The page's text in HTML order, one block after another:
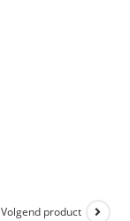
Volgend product